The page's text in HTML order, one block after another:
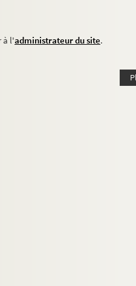
à l'administrateur du site.